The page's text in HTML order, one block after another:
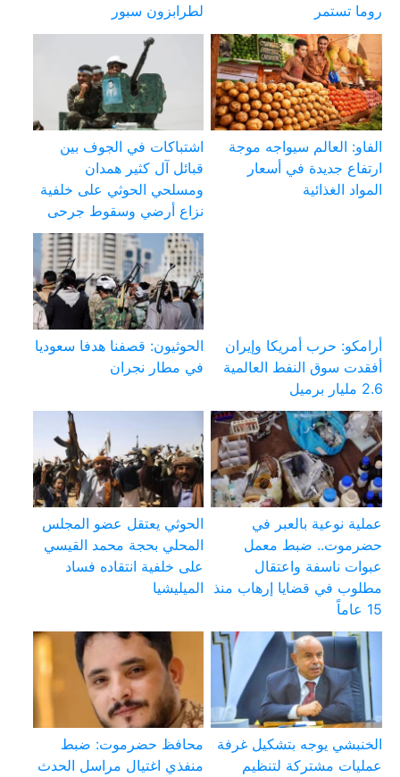
روما تستمر
لطرابزون سبور
الفاو: العالم سيواجه موجة
ارتفاع جديدة في أسعار
المواد الغذائية
اشتباكات في الجوف بين
قبائل آل كثير همدان
ومسلحي الحوثي على خلفية
نزاع أرضي وسقوط جرحى
أرامكو: حرب أمريكا وإيران
أفقدت سوق النفط العالمية
2.6 مليار برميل
الحوثيون: قصفنا هدفا سعوديا
في مطار نجران
عملية نوعية بالعبر في
حضرموت.. ضبط معمل
عبوات ناسفة واعتقال
مطلوب في قضايا إرهاب منذ
15 عاماً
الحوثي يعتقل عضو المجلس
المحلي بحجة محمد القيسي
على خلفية انتقاده فساد
الميليشيا
الخنبشي يوجه بتشكيل غرفة
عمليات مشتركة لتنظيم
محافظ حضرموت: ضبط
منفذي اغتيال مراسل الحدث